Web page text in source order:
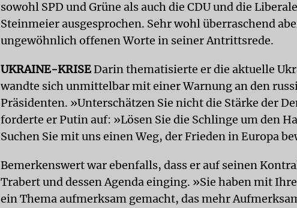
sowohl SPD und Grüne als auch die CDU und die
Steinmeier ausgesprochen. Sehr wohl überraschend
ungewöhnlich offenen Worte in seiner Antrittsrede.
UKRAINE-KRISEDarin thematisierte er die aktuelle
wandte sich unmittelbar mit einer Warnung an den
Präsidenten. »Unterschätzen Sie nicht die Stärke der
forderte er Putin auf: »Lösen Sie die Schlinge um den
Suchen Sie mit uns einen Weg, der Frieden in Europa
Bemerkenswert war ebenfalls, dass er auf seinen
Trabert und dessen Agenda einging. »Sie haben mit
ein Thema aufmerksam gemacht, das mehr